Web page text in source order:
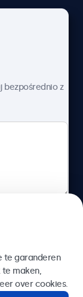
bezpośrednio z
43
te garanderen
te maken,
over cookies.